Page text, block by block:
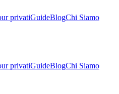
privatiGuideBlogChi Siamo
privatiGuideBlogChi Siamo